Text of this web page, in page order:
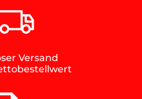
Versand